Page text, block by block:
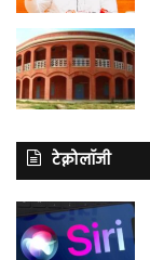
टेक्नोलॉजी